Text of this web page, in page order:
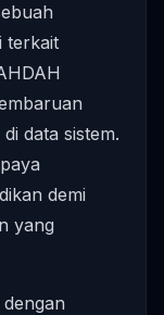
terkait
data sistem.
demi
yang